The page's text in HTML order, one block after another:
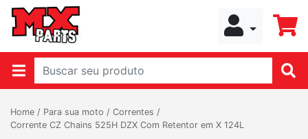
Home / Para sua moto / Correntes /
Corrente CZ Chains 525H DZX Com Retentor em X 124L